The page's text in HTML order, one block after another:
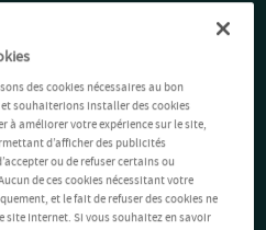
des cookies nécessaires au bon
souhaiterions installer des cookies
améliorer votre expérience sur le site,
d’afficher des publicités
ou de refuser certains ou
de ces cookies nécessitant votre
et le fait de refuser des cookies ne
site Internet. Si vous souhaitez en savoir